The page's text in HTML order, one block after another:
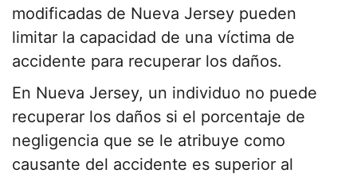
modificadas de Nueva Jersey pueden
limitar la capacidad de una víctima de
accidente para recuperar los daños.
En Nueva Jersey, un individuo no puede
recuperar los daños si el porcentaje de
negligencia que se le atribuye como
causante del accidente es superior al